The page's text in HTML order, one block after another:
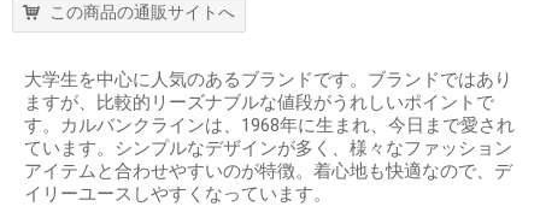
この商品の通販サイトへ
大学生を中心に人気のあるブランドです。ブランドではあり
ますが、比較的リーズナブルな値段がうれしいポイントで
す。カルバンクラインは、1968年に生まれ、今日まで愛され
ています。シンプルなデザインが多く、様々なファッション
アイテムと合わせやすいのが特徴。着心地も快適なので、デ
イリーユースしやすくなっています。